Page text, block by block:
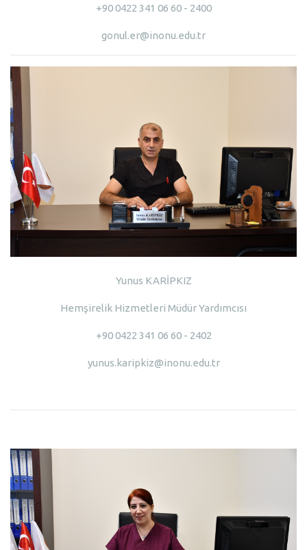
+90 0422 341 06 60 - 2400
gonul.er@inonu.edu.tr
Yunus KARİPKIZ
Hemşirelik Hizmetleri Müdür Yardımcısı
+90 0422 341 06 60 - 2402
yunus.karipkiz@inonu.edu.tr